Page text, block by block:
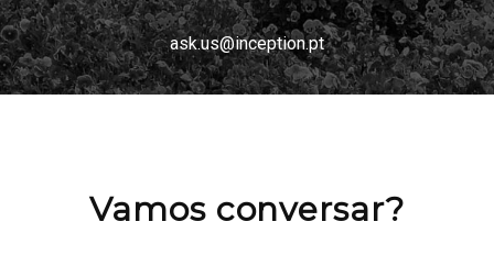
ask.us@inception.pt
Vamos conversar?